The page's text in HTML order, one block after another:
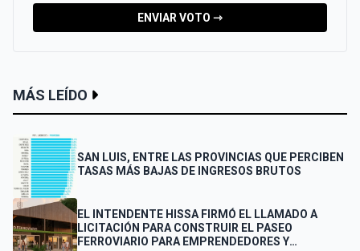
ENVIAR VOTO ⇾
MÁS LEÍDO
SAN LUIS, ENTRE LAS PROVINCIAS QUE PERCIBEN
TASAS MÁS BAJAS DE INGRESOS BRUTOS
EL INTENDENTE HISSA FIRMÓ EL LLAMADO A
LICITACIÓN PARA CONSTRUIR EL PASEO
FERROVIARIO PARA EMPRENDEDORES Y